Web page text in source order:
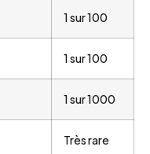
1 sur 100
1 sur 100
1 sur 1000
Très rare